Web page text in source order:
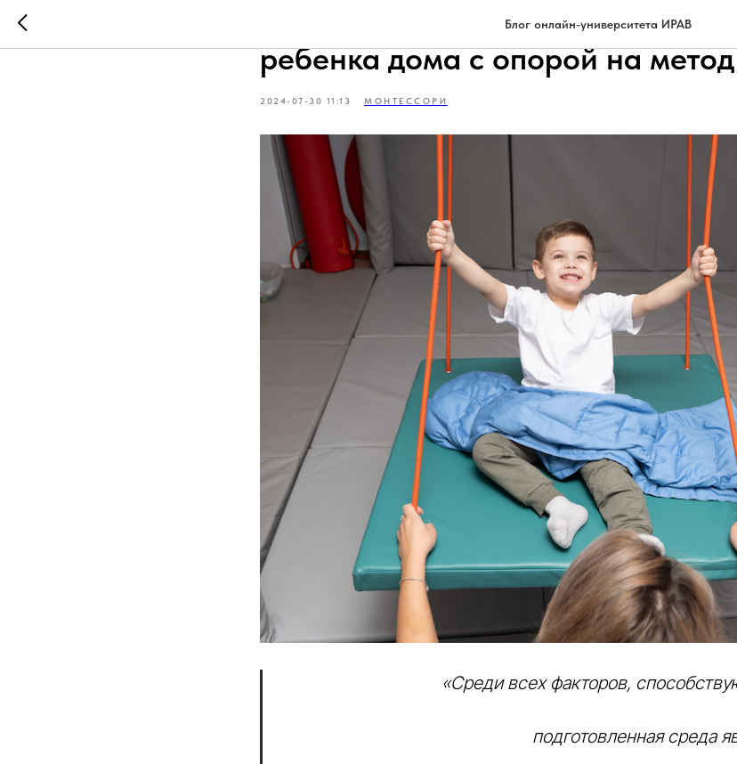
Блог онлайн-университета ИРАВ
Как создать стимулирующую
ребенка дома с опорой на
2024-07-30 11:13 МОНТЕССОРИ
«Среди всех факторов,
подготовленная среда